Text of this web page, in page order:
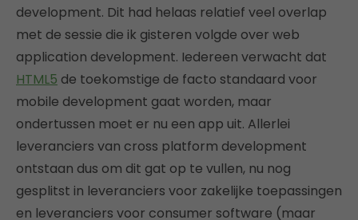
development. Dit had helaas relatief veel overlap
met de sessie die ik gisteren volgde over web
application development. Iedereen verwacht dat
HTML5 de toekomstige de facto standaard voor
mobile development gaat worden, maar
ondertussen moet er nu een app uit. Allerlei
leveranciers van cross platform development
ontstaan dus om dit gat op te vullen, nu nog
gesplitst in leveranciers voor zakelijke toepassingen
en leveranciers voor consumer software (maar